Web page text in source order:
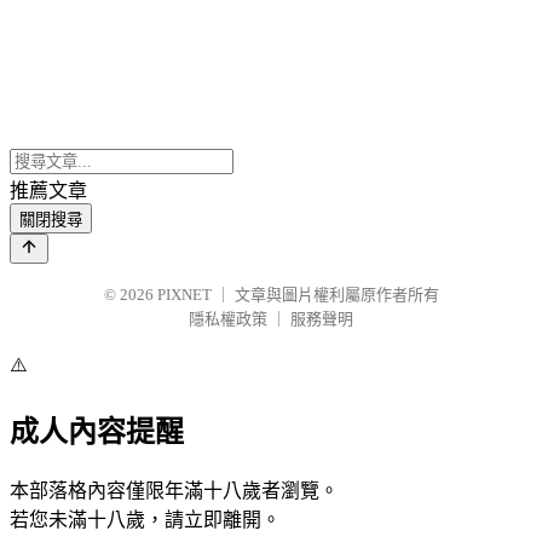
推薦文章
關閉搜尋
© 2026 PIXNET
文章與圖片權利屬原作者所有
隱私權政策
服務聲明
⚠️
成人內容提醒
本部落格內容僅限年滿十八歲者瀏覽。
若您未滿十八歲，請立即離開。